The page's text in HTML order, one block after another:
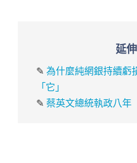
延
✎為什麼純網銀持續虧
「它」
✎蔡英文總統執政八